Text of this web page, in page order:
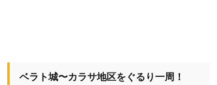
ベラト城〜カラサ地区をぐるり一周！